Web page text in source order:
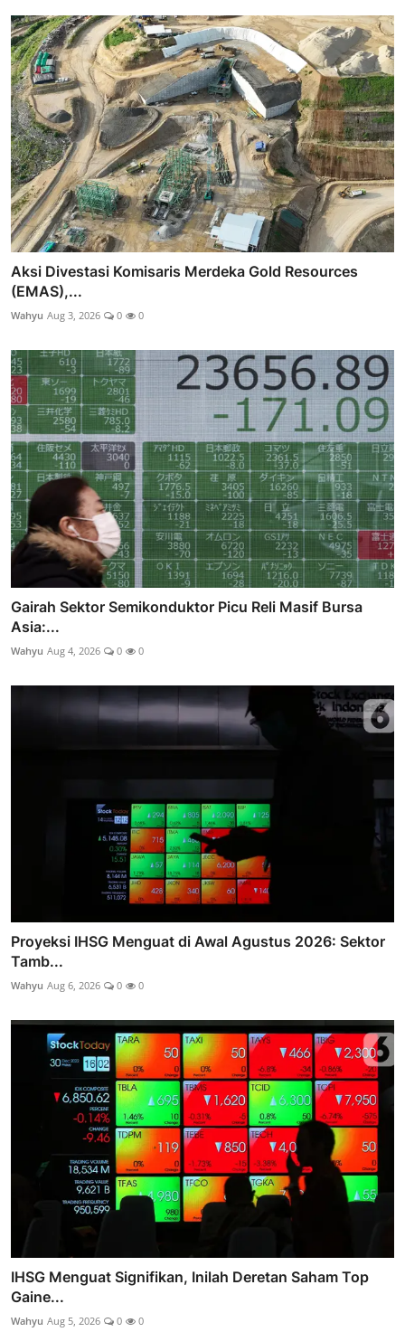
Aksi Divestasi Komisaris Merdeka Gold Resources
(EMAS),...
Wahyu Aug 3, 2026 0 0
Gairah Sektor Semikonduktor Picu Reli Masif Bursa
Asia:...
Wahyu Aug 4, 2026 0 0
Proyeksi IHSG Menguat di Awal Agustus 2026: Sektor
Tamb...
Wahyu Aug 6, 2026 0 0
IHSG Menguat Signifikan, Inilah Deretan Saham Top
Gaine...
Wahyu Aug 5, 2026 0 0